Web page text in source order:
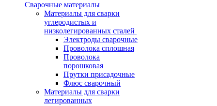
Сварочные материалы
Материалы для сварки
углеродистых и
низколегированных сталей
Электроды сварочные
Проволока сплошная
Проволока
порошковая
Прутки присадочные
Флюс сварочный
Материалы для сварки
легированных